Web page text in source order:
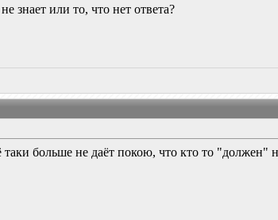
знает или то, что нет ответа?
больше не даёт покою, что кто то "должен"